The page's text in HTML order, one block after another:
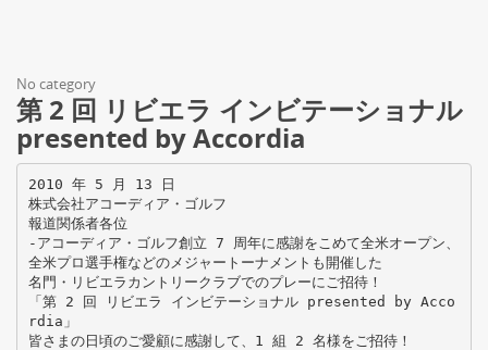
No category
第 2 回 リビエラ インビテーショナル
presented by Accordia
2010 年 5 月 13 日
株式会社アコーディア・ゴルフ
報道関係者各位
-アコーディア・ゴルフ創立 7 周年に感謝をこめて全米オープン、
全米プロ選手権などのメジャートーナメントも開催した
名門・リビエラカントリークラブでのプレーにご招待！
「第 2 回 リビエラ インビテーショナル presented by Acco
rdia」
皆さまの日頃のご愛顧に感謝して、1 組 2 名様をご招待！